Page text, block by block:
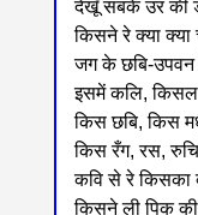
देखूँ सबके उर की
किसने रे क्या
जग के छबि-
इसमें कलि,
किस छबि, किस
किस रँग, रस,
कवि से रे किसका
किसने ली पिक की